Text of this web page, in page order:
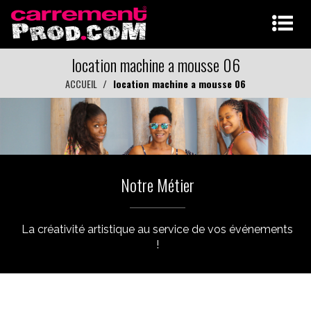
location machine a mousse 06
ACCUEIL location machine a mousse 06
Notre Métier
La créativité artistique au service de vos événements
!